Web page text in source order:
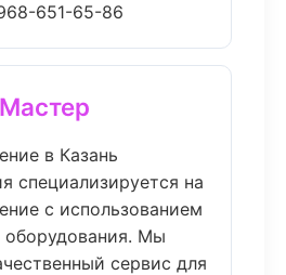
651-65-86
в Казань
специализируется на
с использованием
оборудования. Мы
сервис для